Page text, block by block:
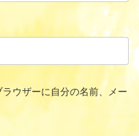
ウザーに自分の名前、メー